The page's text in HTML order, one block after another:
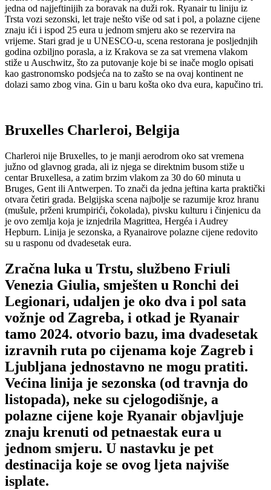
jedna od najjeftinijih za boravak na duži rok. Ryanair tu liniju iz
Trsta vozi sezonski, let traje nešto više od sat i pol, a polazne cijene
znaju ići i ispod 25 eura u jednom smjeru ako se rezervira na
vrijeme. Stari grad je u UNESCO-u, scena restorana je posljednjih
godina ozbiljno porasla, a iz Krakova se za sat vremena vlakom
stiže u Auschwitz, što za putovanje koje bi se inače moglo opisati
kao gastronomsko podsjeća na to zašto se na ovaj kontinent ne
dolazi samo zbog vina. Gin u baru košta oko dva eura, kapučino tri.
Bruxelles Charleroi, Belgija
Charleroi nije Bruxelles, to je manji aerodrom oko sat vremena
južno od glavnog grada, ali iz njega se direktnim busom stiže u
centar Bruxellesa, a zatim brzim vlakom za 30 do 60 minuta u
Bruges, Gent ili Antwerpen. To znači da jedna jeftina karta praktički
otvara četiri grada. Belgijska scena najbolje se razumije kroz hranu
(mušule, prženi krumpirići, čokolada), pivsku kulturu i činjenicu da
je ovo zemlja koja je iznjedrila Magrittea, Hergéa i Audrey
Hepburn. Linija je sezonska, a Ryanairove polazne cijene redovito
su u rasponu od dvadesetak eura.
Zračna luka u Trstu, službeno Friuli
Venezia Giulia, smješten u Ronchi dei
Legionari, udaljen je oko dva i pol sata
vožnje od Zagreba, i otkad je Ryanair
tamo 2024. otvorio bazu, ima dvadesetak
izravnih ruta po cijenama koje Zagreb i
Ljubljana jednostavno ne mogu pratiti.
Većina linija je sezonska (od travnja do
listopada), neke su cjelogodišnje, a
polazne cijene koje Ryanair objavljuje
znaju krenuti od petnaestak eura u
jednom smjeru. U nastavku je pet
destinacija koje se ovog ljeta najviše
isplate.